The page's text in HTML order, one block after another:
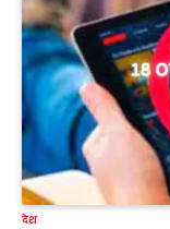
देश